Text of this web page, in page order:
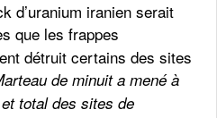
d’uranium iranien serait
que les frappes
détruit certains des sites
de minuit a mené à
total des sites de